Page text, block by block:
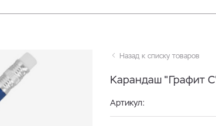
Назад к списку товаров
Карандаш "Графит
Артикул: